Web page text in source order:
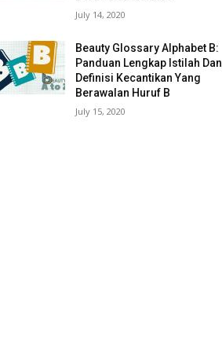
July 14, 2020
Beauty Glossary Alphabet B:
Panduan Lengkap Istilah Dan
Definisi Kecantikan Yang
Berawalan Huruf B
July 15, 2020